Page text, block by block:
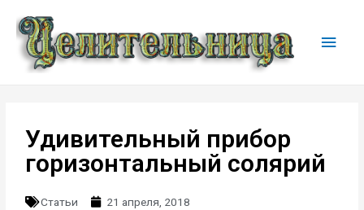
Удивительный прибор
горизонтальный солярий
Статьи 21 апреля, 2018